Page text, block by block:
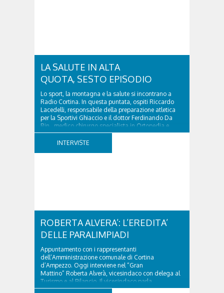
LA SALUTE IN ALTA
QUOTA, SESTO EPISODIO
Lo sport, la montagna e la salute si incontrano a
Radio Cortina. In questa puntata, ospiti Riccardo
Lacedelli, responsabile della preparazione atletica
per la Sportivi Ghiaccio e il dottor Ferdinando Da
Rin, medico chirurgo specialista in Ortopedia e
Traumatologia di Ospedale Cortina. GVM...
INTERVISTE
ROBERTA ALVERA’: L’EREDITA’
DELLE PARALIMPIADI
Appuntamento con i rappresentanti
dell’Amministrazione comunale di Cortina
d’Ampezzo. Oggi interviene nel “Gran
Mattino” Roberta Alverà, vicesindaco con delega al
Turismo e al Bilancio. Il vicesindaco parla
dell'eredità delle Paralimpiadi Milano Cortina 2026,